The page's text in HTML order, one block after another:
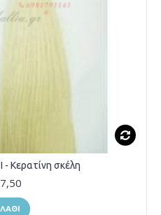
Κερατίνη σκέλη